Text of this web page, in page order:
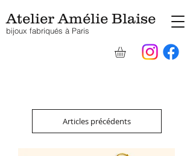
Atelier Amélie Blaise
bijoux fabriqués à Paris
Articles précédents